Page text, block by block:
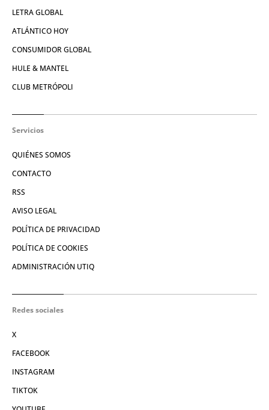
LETRA GLOBAL
ATLÁNTICO HOY
CONSUMIDOR GLOBAL
HULE & MANTEL
CLUB METRÓPOLI
Servicios
QUIÉNES SOMOS
CONTACTO
RSS
AVISO LEGAL
POLÍTICA DE PRIVACIDAD
POLÍTICA DE COOKIES
ADMINISTRACIÓN UTIQ
Redes sociales
X
FACEBOOK
INSTAGRAM
TIKTOK